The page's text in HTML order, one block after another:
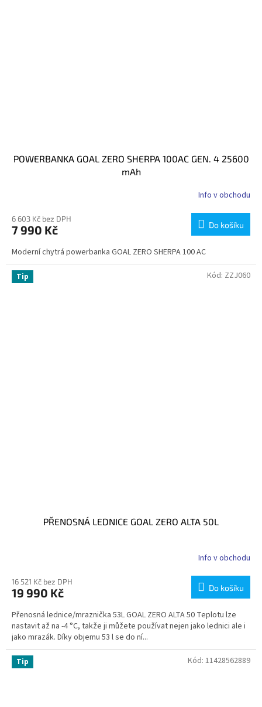
POWERBANKA GOAL ZERO SHERPA 100AC GEN. 4 25600
mAh
Info v obchodu
6 603 Kč bez DPH
7 990 Kč Do košíku
Moderní chytrá powerbanka GOAL ZERO SHERPA 100 AC
Tip
PŘENOSNÁ LEDNICE GOAL ZERO ALTA 50L
Info v obchodu
16 521 Kč bez DPH
19 990 Kč Do košíku
Přenosná lednice/mraznička 53L GOAL ZERO ALTA 50 Teplotu lze
nastavit až na -4 °C, takže ji můžete používat nejen jako lednici ale i
jako mrazák. Díky objemu 53 l se do ní...
Kód: ZZJ060
Tip Kód: 11428562889